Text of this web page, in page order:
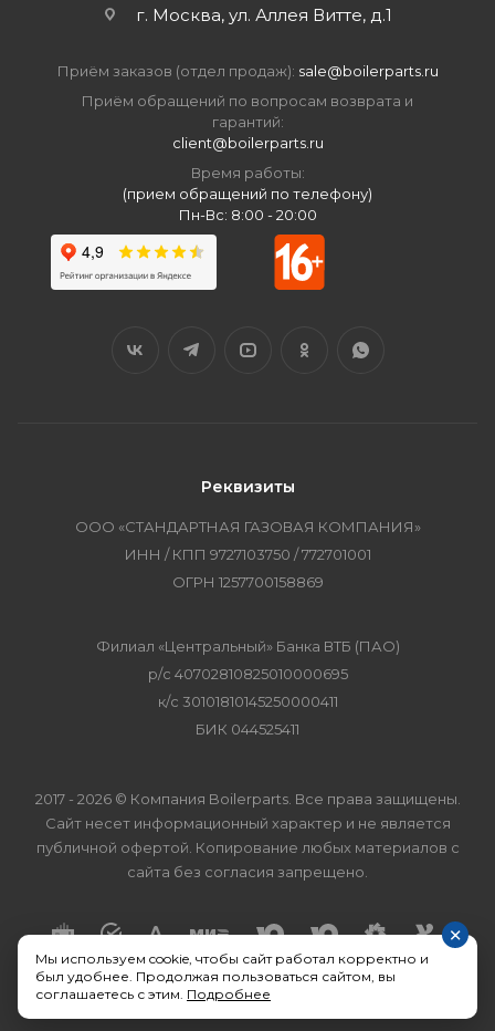
×
Мы используем cookie, чтобы сайт работал корректно и
был удобнее. Продолжая пользоваться сайтом, вы
соглашаетесь с этим. Подробнее
г. Москва, ул. Аллея Витте, д.1
Приём заказов (отдел продаж): sale@boilerparts.ru
Приём обращений по вопросам возврата и
гарантий:
client@boilerparts.ru
Время работы:
(прием обращений по телефону)
Пн-Вс: 8:00 - 20:00
Реквизиты
ООО «СТАНДАРТНАЯ ГАЗОВАЯ КОМПАНИЯ»
ИНН / КПП 9727103750 / 772701001
ОГРН 1257700158869
Филиал «Центральный» Банка ВТБ (ПАО)
р/с 40702810825010000695
к/с 30101810145250000411
БИК 044525411
2017 - 2026 © Компания Boilerparts. Все права защищены.
Сайт несет информационный характер и не является
публичной офертой. Копирование любых материалов с
сайта без согласия запрещено.